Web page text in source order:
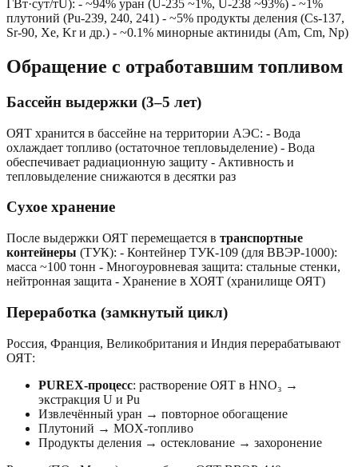
ГВт·сут/тU): - ~94% уран (U-235 ~1%, U-238 ~93%) - ~1%
плутоний (Pu-239, 240, 241) - ~5% продукты деления (Cs-137,
Sr-90, Xe, Kr и др.) - ~0.1% минорные актиниды (Am, Cm, Np)
Обращение с отработавшим топливом
Бассейн выдержки (3–5 лет)
ОЯТ хранится в бассейне на территории АЭС: - Вода
охлаждает топливо (остаточное тепловыделение) - Вода
обеспечивает радиационную защиту - Активность и
тепловыделение снижаются в десятки раз
Сухое хранение
После выдержки ОЯТ перемещается в транспортные
контейнеры (ТУК): - Контейнер ТУК-109 (для ВВЭР-1000):
масса ~100 тонн - Многоуровневая защита: стальные стенки,
нейтронная защита - Хранение в ХОЯТ (хранилище ОЯТ)
Переработка (замкнутый цикл)
Россия, Франция, Великобритания и Индия перерабатывают
ОЯТ:
PUREX-процесс: растворение ОЯТ в HNO₃ →
экстракция U и Pu
Извлечённый уран → повторное обогащение
Плутоний → MOX-топливо
Продукты деления → остеклование → захоронение